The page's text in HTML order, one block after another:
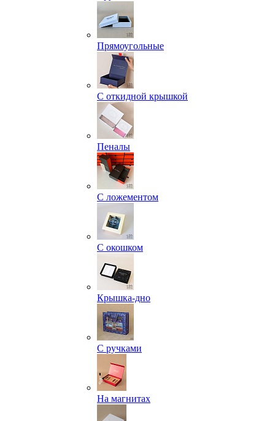
Прямоугольные
С откидной крышкой
Пеналы
С ложементом
С окошком
Крышка-дно
С ручками
На магнитах